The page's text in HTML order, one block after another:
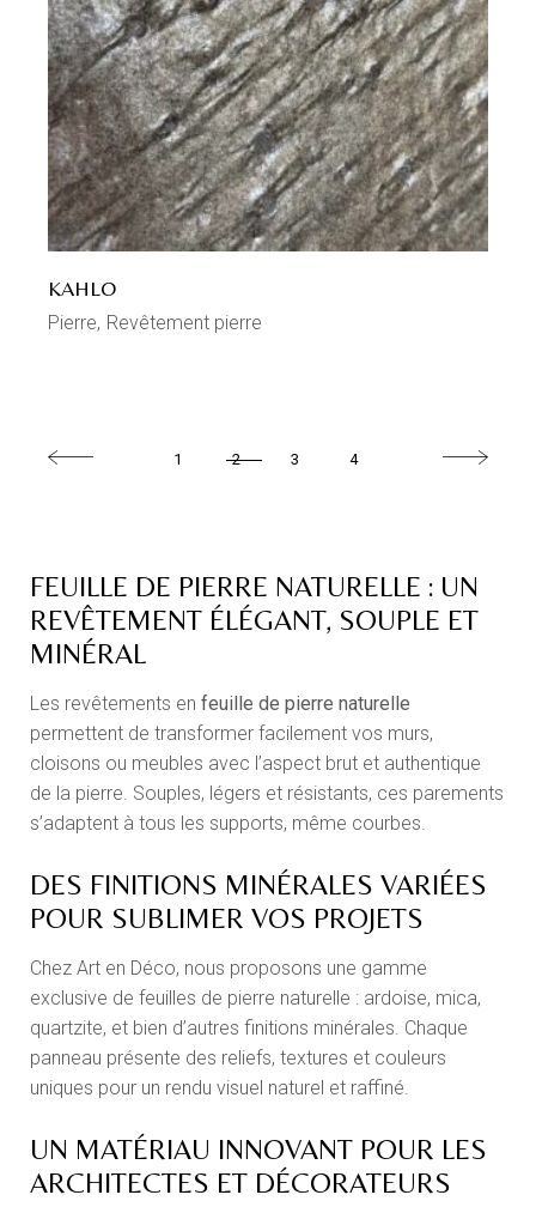
KAHLO
Pierre Revêtement pierre
1 2 3 4
FEUILLE DE PIERRE NATURELLE : UN
REVÊTEMENT ÉLÉGANT, SOUPLE ET
MINÉRAL
Les revêtements enfeuille de pierre naturelle
permettent de transformer facilement vos murs,
cloisons ou meubles avec l’aspect brut et authentique
de la pierre. Souples, légers et résistants, ces parements
s’adaptent à tous les supports, même courbes.
DES FINITIONS MINÉRALES VARIÉES
POUR SUBLIMER VOS PROJETS
Chez Art en Déco, nous proposons une gamme
exclusive de feuilles de pierre naturelle : ardoise, mica,
quartzite, et bien d’autres finitions minérales. Chaque
panneau présente des reliefs, textures et couleurs
uniques pour un rendu visuel naturel et raffiné.
UN MATÉRIAU INNOVANT POUR LES
ARCHITECTES ET DÉCORATEURS